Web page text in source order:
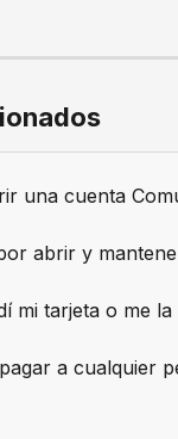
una cuenta
abrir y
mi tarjeta o me
a cualquier